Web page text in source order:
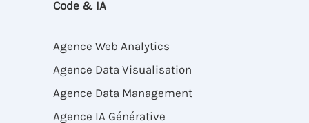
Code & IA
Agence Web Analytics
Agence Data Visualisation
Agence Data Management
Agence IA Générative